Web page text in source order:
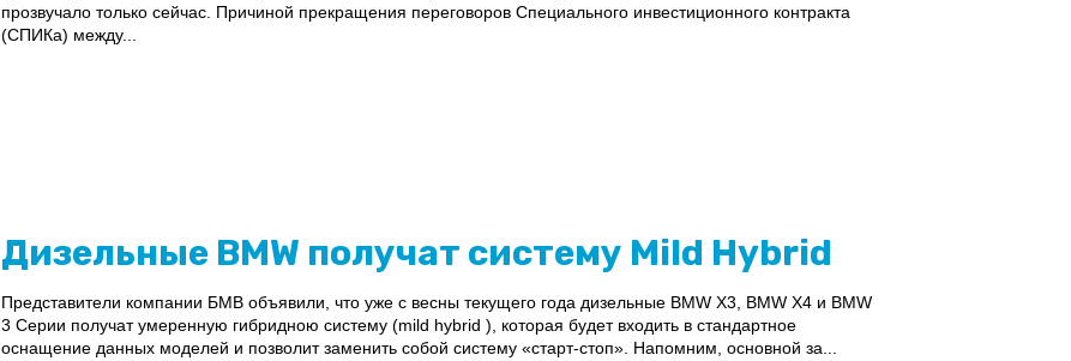
прозвучало только сейчас. Причиной прекращения переговоров Специального инвестиционного контракта
(СПИКа) между...
Дизельные BMW получат систему Mild Hybrid
Представители компании БМВ объявили, что уже с весны текущего года дизельные BMW X3, BMW X4 и BMW
3 Серии получат умеренную гибридною систему (mild hybrid ), которая будет входить в стандартное
оснащение данных моделей и позволит заменить собой систему «старт-стоп». Напомним, основной за...